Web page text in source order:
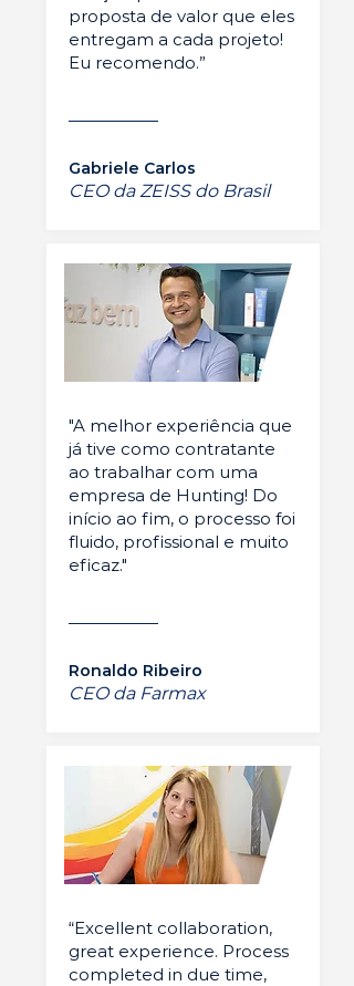
proposta de valor que eles
entregam a cada projeto!
Eu recomendo.”
Gabriele Carlos
CEO da ZEISS do Brasil
"A melhor experiência que
já tive como contratante
ao trabalhar com uma
empresa de Hunting! Do
início ao fim, o processo foi
fluido, profissional e muito
eficaz."
Ronaldo Ribeiro
CEO da Farmax
“Excellent collaboration,
great experience. Process
completed in due time,